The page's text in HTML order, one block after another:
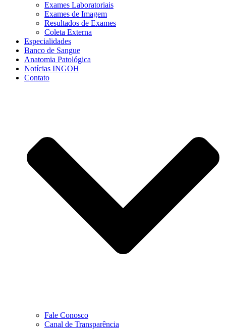
Exames Laboratoriais
Exames de Imagem
Resultados de Exames
Coleta Externa
Especialidades
Banco de Sangue
Anatomia Patológica
Notícias INGOH
Contato
Fale Conosco
Canal de Transparência